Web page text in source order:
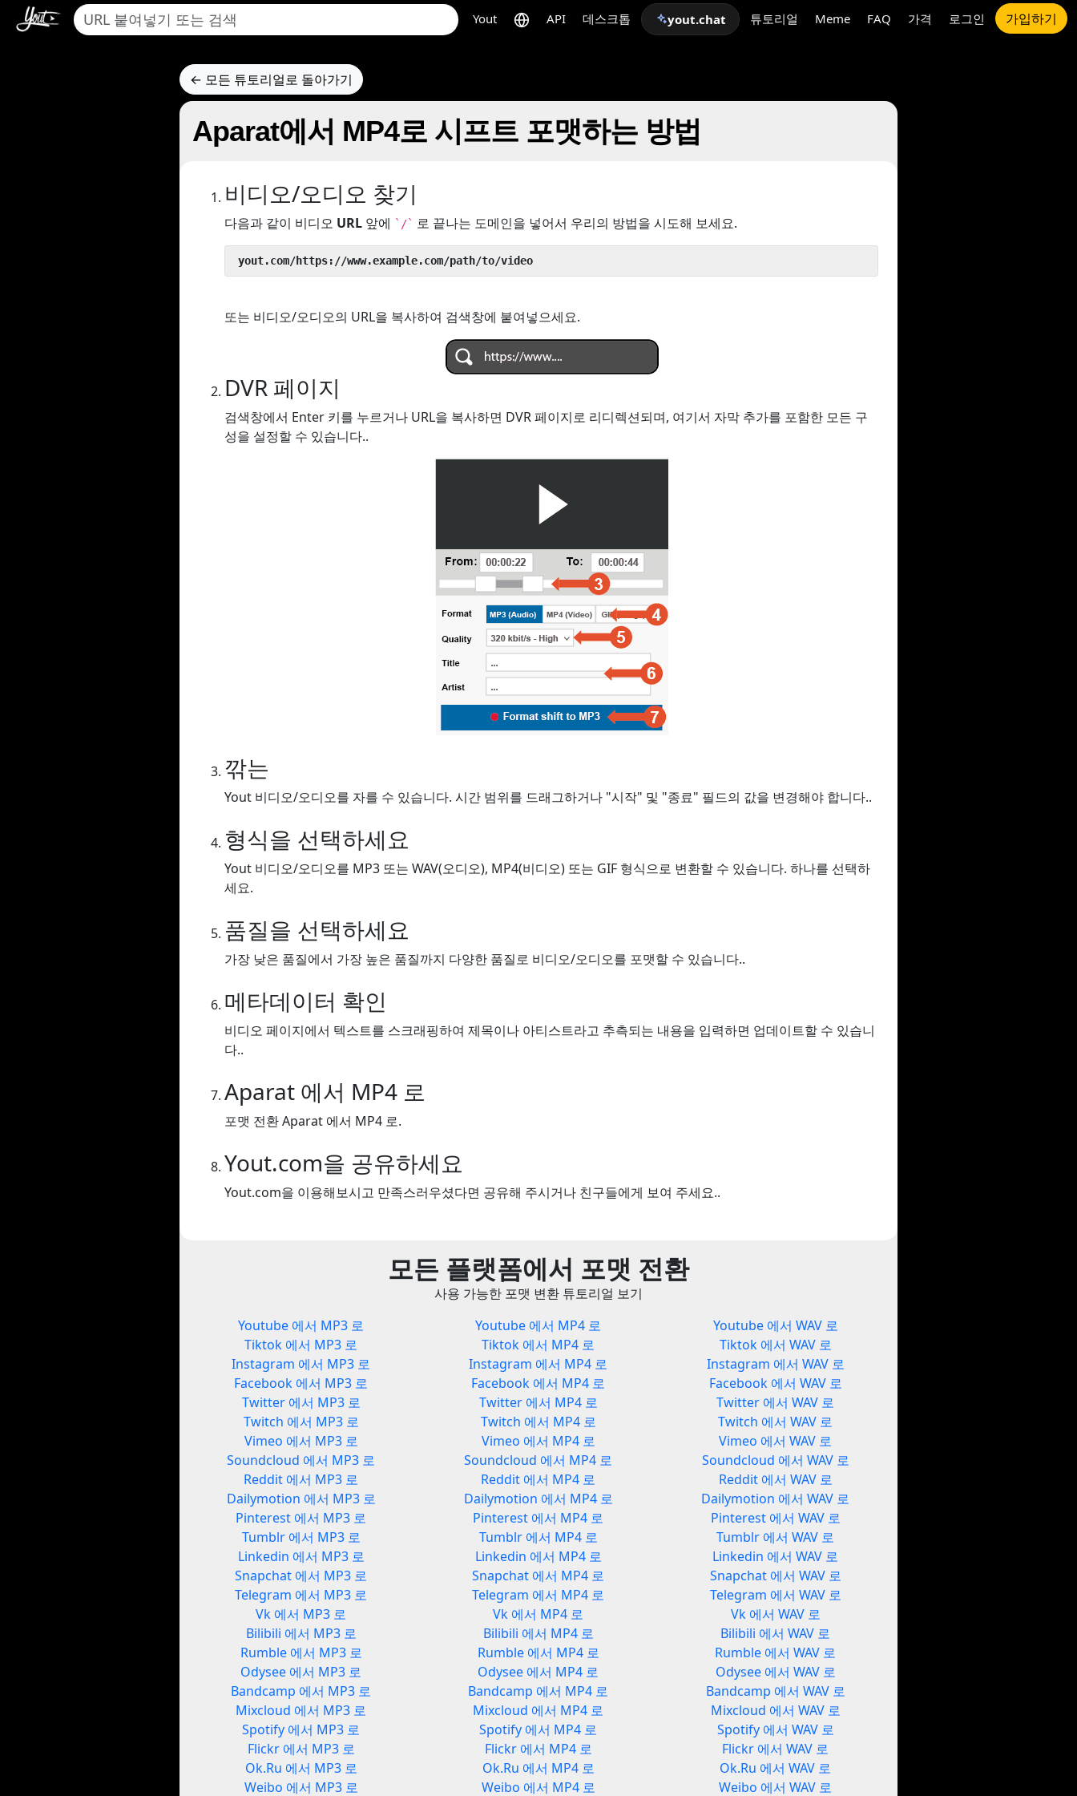
Yout API 데스크톱 yout.chat 튜토리얼 Meme FAQ 가격 로그인 가입하기
← 모든 튜토리얼로 돌아가기
Aparat에서 MP4로 시프트 포맷하는 방법
비디오/오디오 찾기
다음과 같이 비디오 URL 앞에 `/` 로 끝나는 도메인을 넣어서 우리의 방법을 시도해 보세요.
yout.com/https://www.example.com/path/to/video
또는 비디오/오디오의 URL을 복사하여 검색창에 붙여넣으세요.
DVR 페이지
검색창에서 Enter 키를 누르거나 URL을 복사하면 DVR 페이지로 리디렉션되며, 여기서 자막 추가를 포함한 모든 구
성을 설정할 수 있습니다..
깎는
Yout 비디오/오디오를 자를 수 있습니다. 시간 범위를 드래그하거나 "시작" 및 "종료" 필드의 값을 변경해야 합니다..
형식을 선택하세요
Yout 비디오/오디오를 MP3 또는 WAV(오디오), MP4(비디오) 또는 GIF 형식으로 변환할 수 있습니다. 하나를 선택하
세요.
품질을 선택하세요
가장 낮은 품질에서 가장 높은 품질까지 다양한 품질로 비디오/오디오를 포맷할 수 있습니다..
메타데이터 확인
비디오 페이지에서 텍스트를 스크래핑하여 제목이나 아티스트라고 추측되는 내용을 입력하면 업데이트할 수 있습니
다..
Aparat 에서 MP4 로
포맷 전환 Aparat 에서 MP4 로.
Yout.com을 공유하세요
Yout.com을 이용해보시고 만족스러우셨다면 공유해 주시거나 친구들에게 보여 주세요..
모든 플랫폼에서 포맷 전환
사용 가능한 포맷 변환 튜토리얼 보기
Youtube 에서 MP3 로
Tiktok 에서 MP3 로
Instagram 에서 MP3 로
Facebook 에서 MP3 로
Twitter 에서 MP3 로
Twitch 에서 MP3 로
Vimeo 에서 MP3 로
Soundcloud 에서 MP3 로
Reddit 에서 MP3 로
Dailymotion 에서 MP3 로
Pinterest 에서 MP3 로
Tumblr 에서 MP3 로
Linkedin 에서 MP3 로
Snapchat 에서 MP3 로
Telegram 에서 MP3 로
Vk 에서 MP3 로
Bilibili 에서 MP3 로
Rumble 에서 MP3 로
Odysee 에서 MP3 로
Bandcamp 에서 MP3 로
Mixcloud 에서 MP3 로
Spotify 에서 MP3 로
Flickr 에서 MP3 로
Ok.Ru 에서 MP3 로
Weibo 에서 MP3 로
Youtube 에서 MP4 로
Tiktok 에서 MP4 로
Instagram 에서 MP4 로
Facebook 에서 MP4 로
Twitter 에서 MP4 로
Twitch 에서 MP4 로
Vimeo 에서 MP4 로
Soundcloud 에서 MP4 로
Reddit 에서 MP4 로
Dailymotion 에서 MP4 로
Pinterest 에서 MP4 로
Tumblr 에서 MP4 로
Linkedin 에서 MP4 로
Snapchat 에서 MP4 로
Telegram 에서 MP4 로
Vk 에서 MP4 로
Bilibili 에서 MP4 로
Rumble 에서 MP4 로
Odysee 에서 MP4 로
Bandcamp 에서 MP4 로
Mixcloud 에서 MP4 로
Spotify 에서 MP4 로
Flickr 에서 MP4 로
Ok.Ru 에서 MP4 로
Weibo 에서 MP4 로
Youtube 에서 WAV 로
Tiktok 에서 WAV 로
Instagram 에서 WAV 로
Facebook 에서 WAV 로
Twitter 에서 WAV 로
Twitch 에서 WAV 로
Vimeo 에서 WAV 로
Soundcloud 에서 WAV 로
Reddit 에서 WAV 로
Dailymotion 에서 WAV 로
Pinterest 에서 WAV 로
Tumblr 에서 WAV 로
Linkedin 에서 WAV 로
Snapchat 에서 WAV 로
Telegram 에서 WAV 로
Vk 에서 WAV 로
Bilibili 에서 WAV 로
Rumble 에서 WAV 로
Odysee 에서 WAV 로
Bandcamp 에서 WAV 로
Mixcloud 에서 WAV 로
Spotify 에서 WAV 로
Flickr 에서 WAV 로
Ok.Ru 에서 WAV 로
Weibo 에서 WAV 로